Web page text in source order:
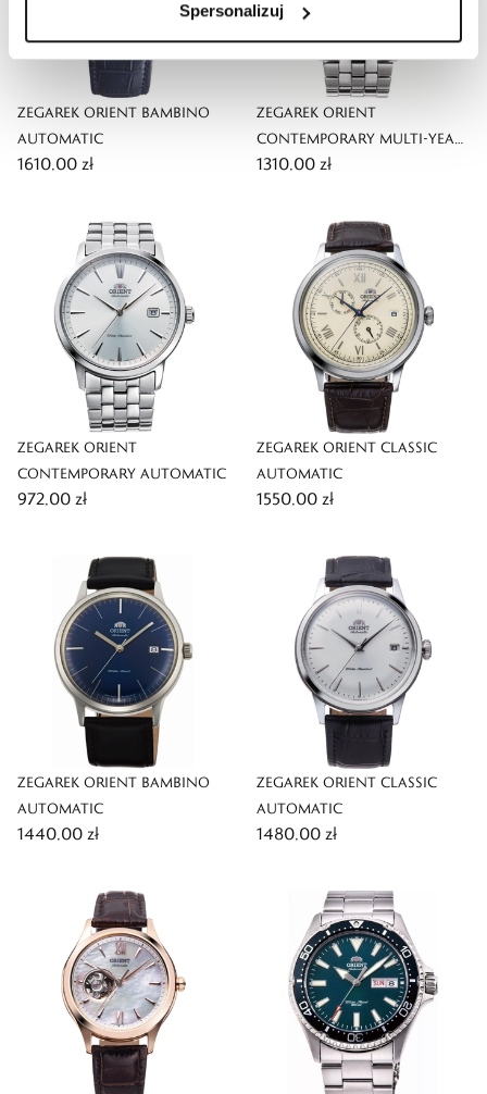
Spersonalizuj
ZEGAREK ORIENT BAMBINO
AUTOMATIC
1610,00 zł
ZEGAREK ORIENT
CONTEMPORARY MULTI-YEAR
CALENDAR AUTOMATIC
1310,00 zł
ZEGAREK ORIENT
CONTEMPORARY AUTOMATIC
972,00 zł
ZEGAREK ORIENT CLASSIC
AUTOMATIC
1550,00 zł
ZEGAREK ORIENT BAMBINO
AUTOMATIC
1440,00 zł
ZEGAREK ORIENT CLASSIC
AUTOMATIC
1480,00 zł